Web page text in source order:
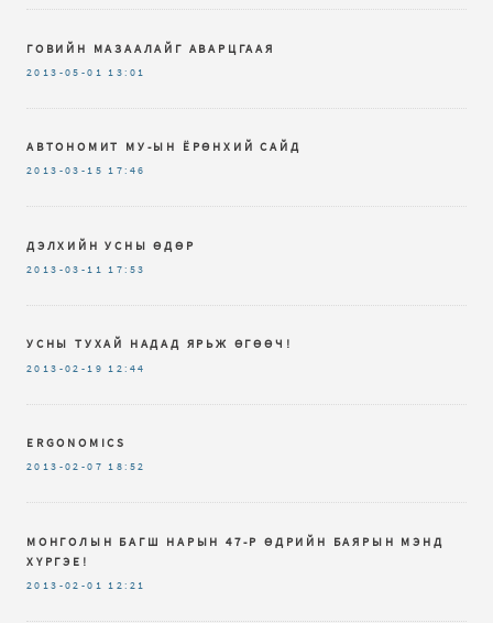
ГОВИЙН МАЗААЛАЙГ АВАРЦГААЯ
2013-05-01 13:01
АВТОНОМИТ МУ-ЫН ЁРӨНХИЙ САЙД
2013-03-15 17:46
ДЭЛХИЙН УСНЫ ӨДӨР
2013-03-11 17:53
УСНЫ ТУХАЙ НАДАД ЯРЬЖ ӨГӨӨЧ!
2013-02-19 12:44
ERGONOMICS
2013-02-07 18:52
МОНГОЛЫН БАГШ НАРЫН 47-Р ӨДРИЙН БАЯРЫН МЭНД
ХҮРГЭЕ!
2013-02-01 12:21